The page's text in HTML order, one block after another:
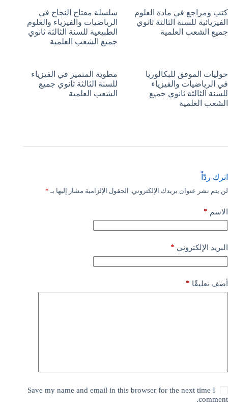
كتب ومراجع في مادة العلوم
الفيزيائية للسنة الثالثة ثانوي
جميع الشعب العلمية
سلسلة مفتاح النجاح في
الرياضيات والفيزياء والعلوم
الطبيعية للسنة الثالثة ثانوي
جميع الشعب العلمية
حوليات الموفق للبكالوريا
في الرياضيات والفيزياء
للسنة الثالثة ثانوي جميع
الشعب العلمية
مطوية المتميز في الفيزياء
للسنة الثالثة ثانوي جميع
الشعب العلمية
اترك ردّاً
لن يتم نشر عنوان بريدك الإلكتروني. الحقول الإلزامية مشار إليها بـ *
الاسم *
البريد الإلكتروني *
أضف تعليقًا *
Save my name and email in this browser for the next time I
comment.